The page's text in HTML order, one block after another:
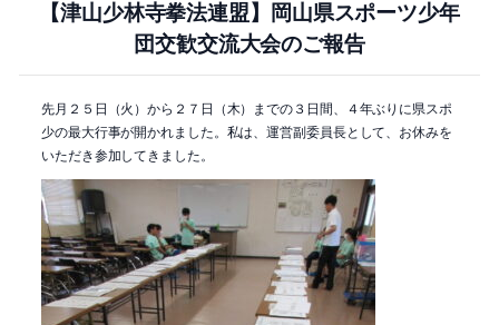
【津山少林寺拳法連盟】岡山県スポーツ少年
団交歓交流大会のご報告
先月２５日（火）から２７日（木）までの３日間、４年ぶりに県スポ
少の最大行事が開かれました。私は、運営副委員長として、お休みを
いただき参加してきました。